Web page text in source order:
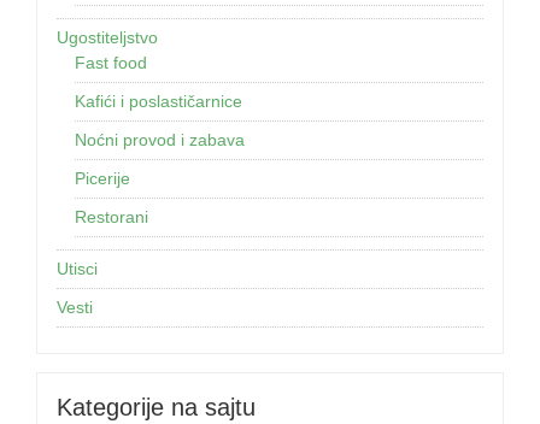
Ugostiteljstvo
Fast food
Kafići i poslastičarnice
Noćni provod i zabava
Picerije
Restorani
Utisci
Vesti
Kategorije na sajtu